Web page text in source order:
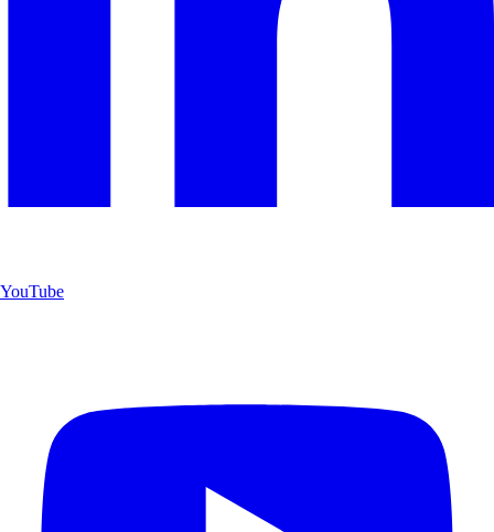
YouTube